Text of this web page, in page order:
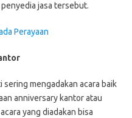
jasa tersebut.
Perayaan
mengadakan acara baik
anniversary kantor atau
yang diadakan bisa